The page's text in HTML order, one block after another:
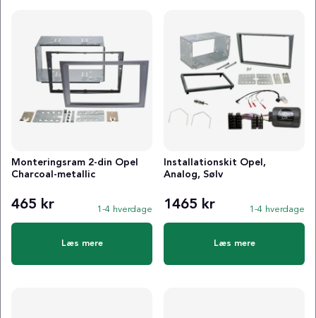
Monteringsram 2-din Opel
Charcoal-metallic
465 kr 1-4 hverdage
Læs mere
Installationskit Opel,
Analog, Sølv
1465 kr 1-4 hverdage
Læs mere